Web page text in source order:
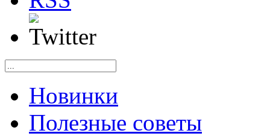
Новинки
Полезные советы